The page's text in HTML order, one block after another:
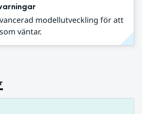
modellutveckling för att
väntar.